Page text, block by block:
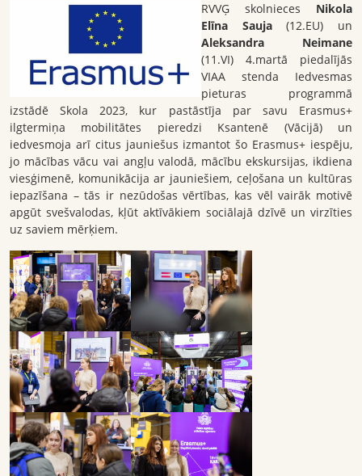
RVVĢ skolnieces Nikola
Elīna Sauja(12.EU) un
Aleksandra Neimane
(11.VI) 4.martā piedalījās
VIAA stenda Iedvesmas
pieturas programmā
izstādē Skola 2023, kur pastāstīja par savu Erasmus+
ilgtermiņa mobilitātes pieredzi Ksantenē (Vācijā) un
iedvesmoja arī citus jauniešus izmantot šo Erasmus+ iespēju,
jo mācības vācu vai angļu valodā, mācību ekskursijas, ikdiena
viesģimenē, komunikācija ar jauniešiem, ceļošana un kultūras
iepazīšana – tās ir nezūdošas vērtības, kas vēl vairāk motivē
apgūt svešvalodas, kļūt aktīvākiem sociālajā dzīvē un virzīties
uz saviem mērķiem.